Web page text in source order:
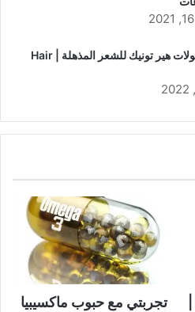
فوائد كبسولات هير تونيك للشعر المذهلة | Hair
تجربتي مع حبوب ماكسيبيا